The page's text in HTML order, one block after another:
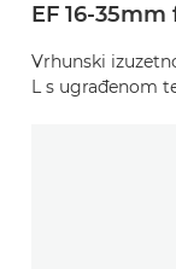
EF 16-35mm
Vrhunski
L s ugrađenom